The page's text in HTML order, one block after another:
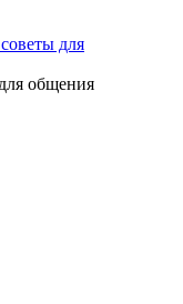
для
общения